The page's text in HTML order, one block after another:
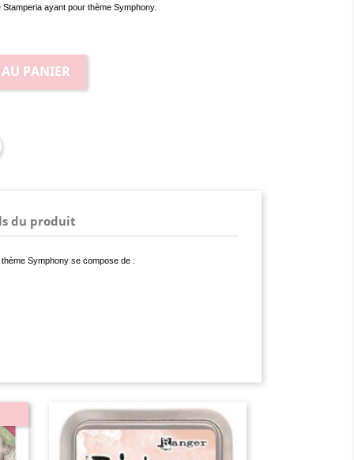
ayant pour thème Symphony.
PANIER
du produit
Symphony se compose de :